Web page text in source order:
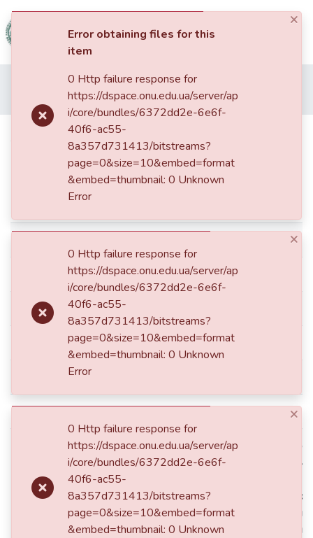
Communities
Collections
All of DSpace
06. Факультет історії та філософії
Статті та доповіді ФІФ
Локальное пространство смыслов
и наблюдатель сложности
Богатая, Лидия Николаевна
dc.contributor.author Богата, Лідія Миколаївна
dc.contributor.author
dc.date.accessioned 2020-06-25T12:26:38Z
dc.date.available
dc.date.issued 2017
Впервые представления о
пространстве смыслов
многомерном мышлении.
пространство смыслов
совокупность уникальных
×
Error obtaining files for this
item
0 Http failure response for
https://dspace.onu.edu.ua/server/ap
i/core/bundles/6372dd2e-6e6f-
40f6-ac55-
8a357d731413/bitstreams?
page=0&size=10&embed=format
&embed=thumbnail: 0 Unknown
Error
×
0 Http failure response for
https://dspace.onu.edu.ua/server/ap
i/core/bundles/6372dd2e-6e6f-
40f6-ac55-
8a357d731413/bitstreams?
page=0&size=10&embed=format
&embed=thumbnail: 0 Unknown
Error
×
0 Http failure response for
https://dspace.onu.edu.ua/server/ap
i/core/bundles/6372dd2e-6e6f-
40f6-ac55-
8a357d731413/bitstreams?
page=0&size=10&embed=format
&embed=thumbnail: 0 Unknown